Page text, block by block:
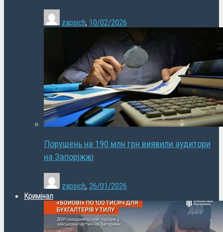
zapsich, 10/02/2026
Порушень на 190 млн грн виявили аудитори
на Запоріжжі
zapsich, 26/01/2026
Кримінал